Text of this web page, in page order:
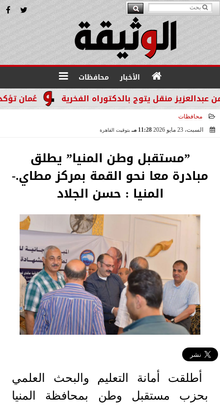
الأخبار محافظات
عُمان تؤكد التزامها يتوج بالدكتوراه الفخرية
محافظات
السبت، 23 مايو 2026
11:28 مـ بتوقيت القاهرة
”مستقبل وطن المنيا” يطلق
مبادرة معا نحو القمة بمركز مطاي.-
المنيا : حسن الجلاد
أطلقت أمانة التعليم والبحث العلمي
بحزب مستقبل وطن بمحافظة المنيا